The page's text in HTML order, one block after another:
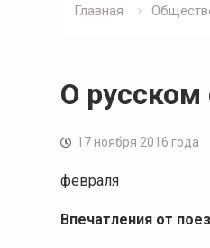
Главная
О русском
17 ноября 2016 года
февраля
Впечатления от